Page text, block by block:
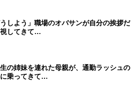
うしよう」職場のオバサンが自分の挨拶だ
してきて…
の姉妹を連れた母親が、通勤ラッシュの
乗ってきて…